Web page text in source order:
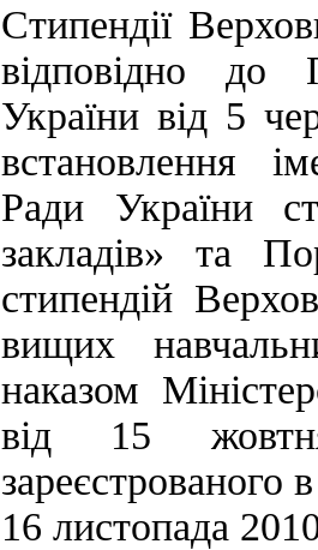
Стипендії
відповідно до
України від 5
встановлення
Ради України
закладів» та
стипендій
вищих
наказом
від 15
зареєстрованого
16 листопада